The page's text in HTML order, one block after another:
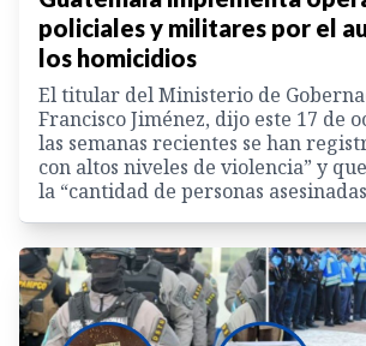
policiales y militares por el
los homicidios
El titular del Ministerio de
Francisco Jiménez, dijo este 17 de
las semanas recientes se han
con altos niveles de violencia” y
la “cantidad de personas